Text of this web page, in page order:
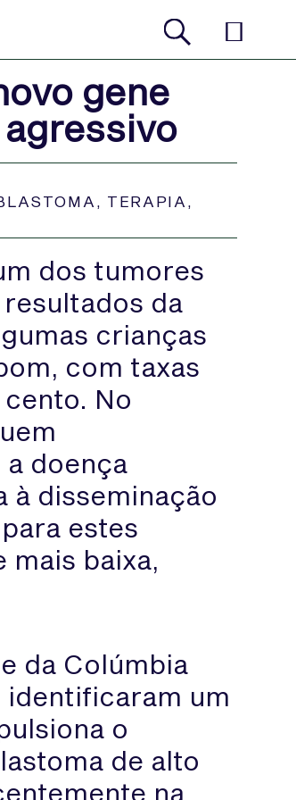
gene
TERAPIA
dos tumores
da
crianças
com taxas
No
doença
à disseminação
estes
baixa,
da Colúmbia
identificaram um
o
de alto
na